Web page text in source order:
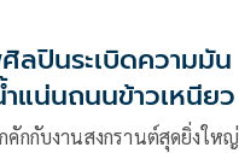
ปินระเบิดความมัน
แน่นถนนข้าวเหนียว
กกับงานสงกรานต์สุดยิ่งใหญ่